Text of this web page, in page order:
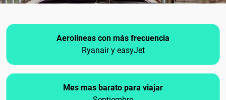
Aerolineas con más frecuencia
Ryanair y easyJet
Mes mas barato para viajar